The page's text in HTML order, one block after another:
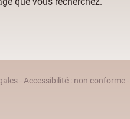
-Accessibilité : non conforme-